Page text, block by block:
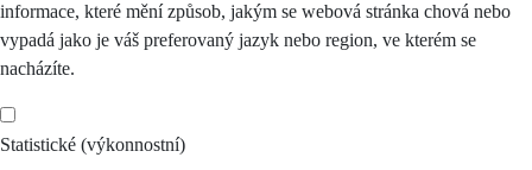
informace, které mění způsob, jakým se webová stránka chová nebo
vypadá jako je váš preferovaný jazyk nebo region, ve kterém se
nacházíte.
Statistické (výkonnostní)